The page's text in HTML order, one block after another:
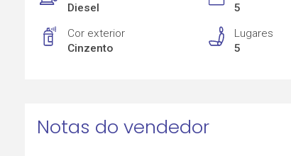
Diesel
5
Cor exterior
Cinzento
Lugares
5
Notas do vendedor